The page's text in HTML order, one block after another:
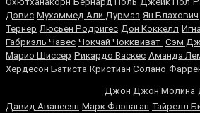
Дэвис Мухаммед Али Дурмаз Ян Блахович
Тернер Люсьен Родригес Дон Коккелл
Габриэль Чавес Чокчай Чокквиват Сэм
Марио Шиссер Рикардо Васкес Аманда
Хердесон Батиста Кристиан Солано
Джон Джон Молина
Давид Аванесян Марк Флэнаган Тайрелл